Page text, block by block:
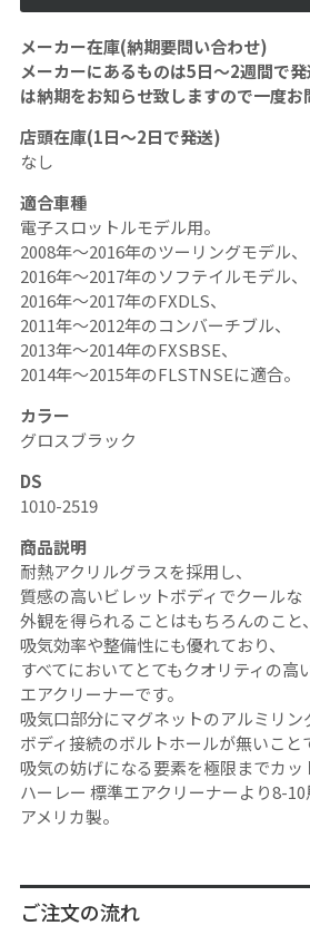
メーカー在庫(納期要問い合わせ)
メーカーにあるものは5日〜2週間で
は納期をお知らせ致しますので一度お
店頭在庫(1日〜2日で発送)
なし
適合車種
電子スロットルモデル用。
2008年〜2016年のツーリングモデル、
2016年〜2017年のソフテイルモデル、
2016年〜2017年のFXDLS、
2011年〜2012年のコンバーチブル、
2013年〜2014年のFXSBSE、
2014年〜2015年のFLSTNSEに適合。
カラー
グロスブラック
DS
1010-2519
商品説明
耐熱アクリルグラスを採用し、
質感の高いビレットボディでクールな
外観を得られることはもちろんのこと、
吸気効率や整備性にも優れており、
すべてにおいてとてもクオリティの高
エアクリーナーです。
吸気口部分にマグネットのアルミリン
ボディ接続のボルトホールが無いこと
吸気の妨げになる要素を極限までカッ
ハーレー 標準エアクリーナーより8-10
アメリカ製。
ご注文の流れ